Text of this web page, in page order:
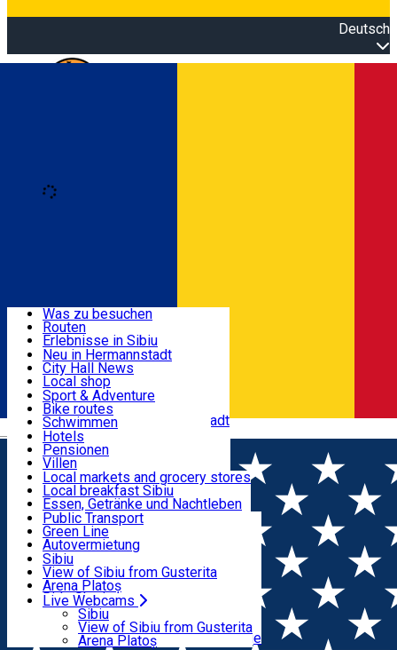
Deutsch
Română
Nützliche informationen
Aktivitäten & Abenteuer
Unterkunft
Essen, Getränke & Nachtleben
Transport & Parken
Live Webcams
Was zu besuchen
Routen
Erlebnisse in Sibiu
Podcast
Kultur
Museen
Kirchen
Parks, Zoo
Im Umkreis von Hermannstadt
Neu in Hermannstadt
City Hall News
Local shop
Sibiu Handwerker
Sibiul Verde
Public services
Bildung
Wie komme ich nach Sibiu?
Touristeninfo
Reiseführer
Guided tours
Local publication
Schönheitssalon
Sport & Adventure
Bike routes
Schwimmen
Reiten
Fitnessstudio
Loc de joacă indoor
Loc de joacă outdoor
Ski
Eislaufen
Yoga
Hotels
Pensionen
Villen
Hostels
Motels
Camping
Zimmer zu vermieten
Wohnungen
Unterkunft außerhalb von Sibiu
Local markets and grocery stores
Local breakfast Sibiu
Essen, Getränke und Nachtleben
Pizza
Fast Food
Kaffeestube
Konditorei
Pub, Bar
Nachtclubs
Bäckerei
Public Transport
Green Line
Autovermietung
Fahrad verleih
Scooter rentals
Taxi
Ride Sharing
Park-Tickets
Parkplätze
Ladestationen für Elektrofahrzeuge
Sibiu
View of Sibiu from Gusterita
Arena Platoș
Live Webcams
Sibiu
View of Sibiu from Gusterita
Arena Platoș
Home Erfahrungen in Sibiu
4 locuri în care să faci
mișcare în aer liber vara asta